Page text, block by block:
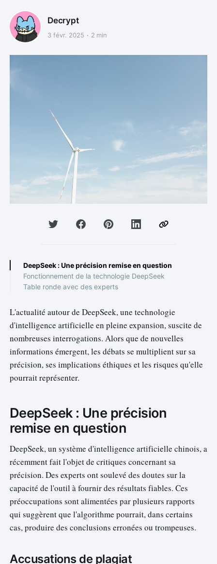
Decrypt
3 févr. 2025 2 min
DeepSeek : Une précision remise en question
Fonctionnement de la technologie DeepSeek
Table ronde avec des experts
L'actualité autour de DeepSeek, une technologie
d'intelligence artificielle en pleine expansion, suscite de
nombreuses interrogations. Alors que de nouvelles
informations émergent, les débats se multiplient sur sa
précision, ses implications éthiques et les risques qu'elle
pourrait représenter.
DeepSeek : Une précision
remise en question
DeepSeek, un système d'intelligence artificielle chinois, a
récemment fait l'objet de critiques concernant sa
précision. Des experts ont soulevé des doutes sur la
capacité de l'outil à fournir des résultats fiables. Ces
préoccupations sont alimentées par plusieurs rapports
qui suggèrent que l'algorithme pourrait, dans certains
cas, produire des conclusions erronées ou trompeuses.
Accusations de plagiat